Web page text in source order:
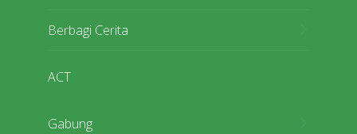
Berbagi Cerita
ACT
Gabung